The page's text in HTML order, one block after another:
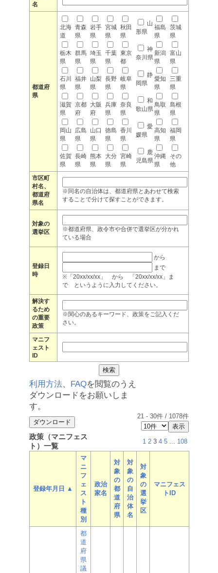
名
都道府
県
北海
道
青森
県
岩手
県
宮城
県
秋田
県
山
形県
福島
県
茨城
県
栃木
県
群馬
県
埼玉
県
千葉
県
東京
都
神
奈川県
新潟
県
富山
県
石川
県
福井
県
山梨
県
長野
県
岐阜
県
静
岡県
愛知
県
三重
県
滋賀
県
京都
府
大阪
府
兵庫
県
奈良
県
和
歌山県
鳥取
県
島根
県
岡山
県
広島
県
山口
県
徳島
県
香川
県
愛
媛県
高知
県
福岡
県
佐賀
県
長崎
県
熊本
県
大分
県
宮崎
県
鹿
児島県
沖縄
県
その
他
市区町
村名、
都道府
県名
※同名の自治体は、都道府県とあわせて検索
することで分けて探すことができます。
対象の
選挙区
※都道府県、政令市や合併で選挙区が分かれ
ている場合
登録日
時
から
まで
※「20xx/xx/xx」 から 「20xx/xx/xx」ま
で というように入力してください。
解決す
るため
の重要
政策
※関心のあるキーワード、政策をご記入くだ
さい。
マニフ
ェスト
ID
利用方法、 FAQを閲覧のうえ
ダウンロードをお願いしま
す。
21 - 30件 / 1078件
政策（マニフェス
ト）一覧
1 2 3 4 5 ... 108
登録年月日 ▲
マ
ニ
フ
ェ
ス
ト
種
別
政治
家名
対
象
の
都
道
府
県
対
象
の
自
治
体
名
対
象
の
選
挙
区
マニフェス
トID
都
道
府
県
議